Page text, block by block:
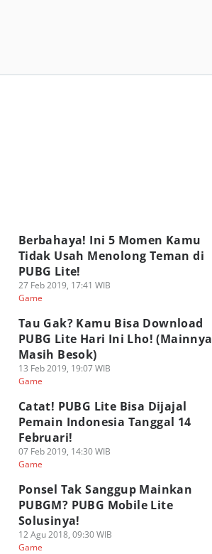
Berbahaya! Ini 5 Momen Kamu
Tidak Usah Menolong Teman di
PUBG Lite!
27 Feb 2019, 17:41 WIB
Game
Tau Gak? Kamu Bisa Download
PUBG Lite Hari Ini Lho! (Mainnya
Masih Besok)
13 Feb 2019, 19:07 WIB
Game
Catat! PUBG Lite Bisa Dijajal
Pemain Indonesia Tanggal 14
Februari!
07 Feb 2019, 14:30 WIB
Game
Ponsel Tak Sanggup Mainkan
PUBGM? PUBG Mobile Lite
Solusinya!
12 Agu 2018, 09:30 WIB
Game